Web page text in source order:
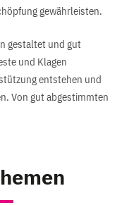
gewährleisten.
gestaltet und gut
und Klagen
entstehen und
Von gut abgestimmten